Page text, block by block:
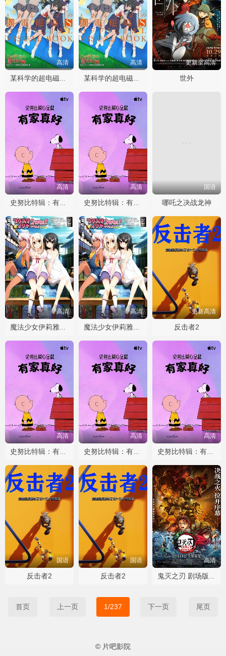
高清
某科学的超电磁炮S OVA
高清
某科学的超电磁炮S OVA
更新至高清
世外
高清
史努比特辑：有家真好
高清
史努比特辑：有家真好
国语
哪吒之决战龙神
高清
魔法少女伊莉雅：魔法少女in温泉旅行
高清
魔法少女伊莉雅：魔法少女in温泉旅行
更新高清
反击者2
高清 高清
史努比特辑：有家真好
高清
史努比特辑：有家真好
国语
反击者2
国语
反击者2
高清
首页 上一页 1/237 下一页 尾页
© 片吧影院